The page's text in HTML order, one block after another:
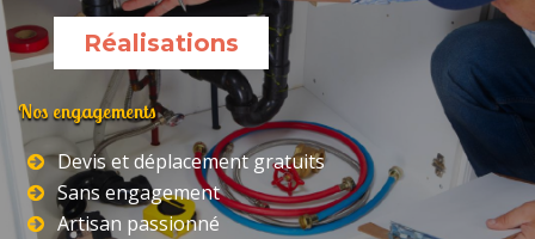
Réalisations
Nos engagements
Devis et déplacement gratuits
Sans engagement
Artisan passionné